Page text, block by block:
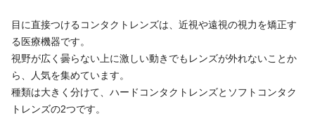
目に直接つけるコンタクトレンズは、近視や遠視の視力を矯正す
る医療機器です。
視野が広く曇らない上に激しい動きでもレンズが外れないことか
ら、人気を集めています。
種類は大きく分けて、ハードコンタクトレンズとソフトコンタク
トレンズの2つです。